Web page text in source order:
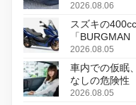
2026.08.06
スズキの
「
変更し、8月18
2026.08.05
車内での仮眠
なしの危険性
2026.08.05